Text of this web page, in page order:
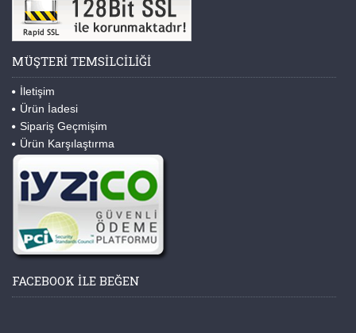
MÜŞTERI TEMSILCILIĞI
İletişim
Ürün İadesi
Sipariş Geçmişim
Ürün Karşılaştırma
FACEBOOK ILE BEĞEN